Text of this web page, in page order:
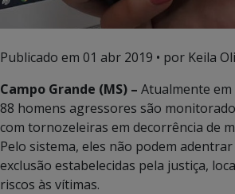
Publicado em 01 abr 2019 • por Keila
Campo Grande (MS) – Atualmente
88 homens agressores são
com tornozeleiras em decorrência de
Pelo sistema, eles não podem
exclusão estabelecidas pela justiça,
riscos às vítimas.